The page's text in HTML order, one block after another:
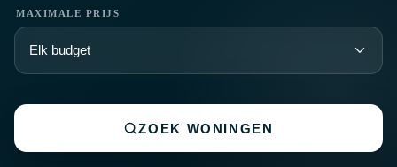
MAXIMALE PRIJS
ZOEK WONINGEN